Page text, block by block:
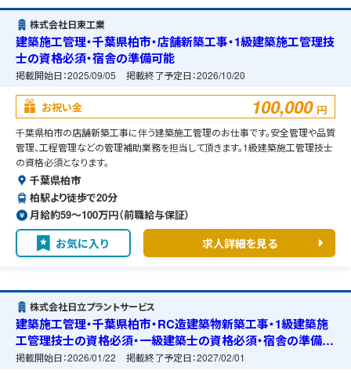
株式会社日東工業
建築施工管理・千葉県柏市・店舗新築工事・1級建築施工管理技
士の資格必須・宿舎の準備可能
掲載開始日：2025/09/05 掲載終了予定日：2026/10/20
お祝い金 100,000 円
千葉県柏市の店舗新築工事に伴う建築施工管理のお仕事です。安全管理や品質
管理、工程管理などの管理補助業務を担当して頂きます。1級建築施工管理技士
の資格必須となります。
千葉県柏市
柏駅より徒歩で20分
月給約59〜100万円（前職給与保証）
お気に入り 求人詳細を見る
株式会社日立プラントサービス
建築施工管理・千葉県柏市・RC造建築物新築工事・1級建築施
工管理技士の資格必須・一級建築士の資格必須・宿舎の準備可
能
掲載開始日：2026/01/22 掲載終了予定日：2027/02/01